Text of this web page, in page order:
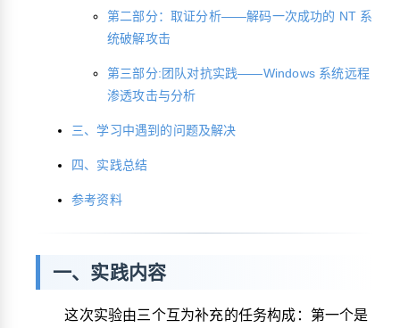
第二部分：取证分析——解码一次成功的 NT 系
统破解攻击
第三部分:团队对抗实践——Windows 系统远程
渗透攻击与分析
三、学习中遇到的问题及解决
四、实践总结
参考资料
一、实践内容
这次实验由三个互为补充的任务构成：第一个是